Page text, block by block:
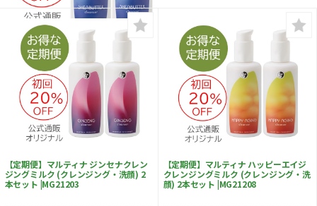
【定期便】マルティナ ジンセナクレン
ジングミルク (クレンジング・洗顔) 2
本セット |MG21203
【定期便】マルティナ ハッピーエイジ
クレンジングミルク (クレンジング・洗
顔) 2本セット |MG21208